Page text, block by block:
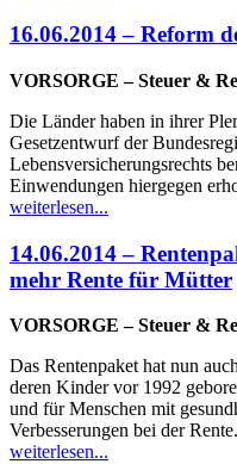
16.06.2014 – Reform
VORSORGE – Steuer &
Die Länder haben in ihrer
Gesetzentwurf der
Lebensversicherungsrechts
Einwendungen hiergegen
weiterlesen...
14.06.2014 –
mehr Rente für Mütter
VORSORGE – Steuer &
Das Rentenpaket hat nun
deren Kinder vor 1992
und für Menschen mit
Verbesserungen bei der Rente.
weiterlesen...